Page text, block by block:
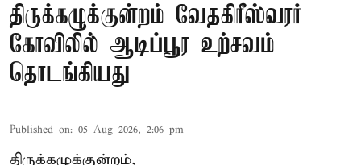
திருக்கழுக்குன்றம் வேதகிரீஸ்வரர்
கோவிலில் ஆடிப்பூர உற்சவம்
தொடங்கியது
Published on: 05 Aug 2026, 2:06 pm
திருக்கழுக்குன்றம்,